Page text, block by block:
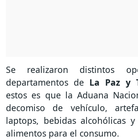
Se realizaron distintos
departamentos de La Paz y
estos es que la Aduana
decomiso de vehículo,
laptops, bebidas alcohólicas
alimentos para el consumo.